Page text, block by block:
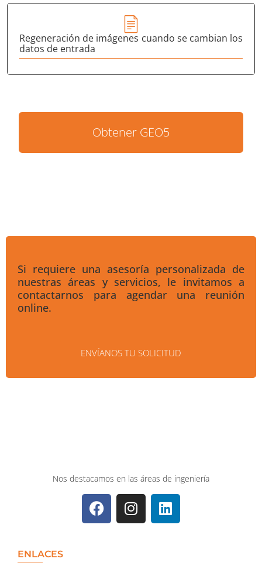
Regeneración de imágenes cuando se cambian los
datos de entrada
Obtener GEO5
Si requiere una asesoría personalizada de
nuestras áreas y servicios, le invitamos a
contactarnos para agendar una reunión
online.
ENVÍANOS TU SOLICITUD
Nos destacamos en las áreas de ingeniería
ENLACES